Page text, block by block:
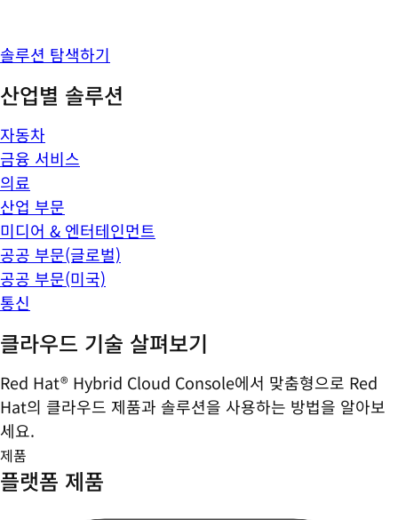
솔루션 탐색하기
산업별 솔루션
자동차
금융 서비스
의료
산업 부문
미디어 & 엔터테인먼트
공공 부문(글로벌)
공공 부문(미국)
통신
클라우드 기술 살펴보기
Red Hat® Hybrid Cloud Console에서 맞춤형으로 Red
Hat의 클라우드 제품과 솔루션을 사용하는 방법을 알아보
세요.
제품
플랫폼 제품